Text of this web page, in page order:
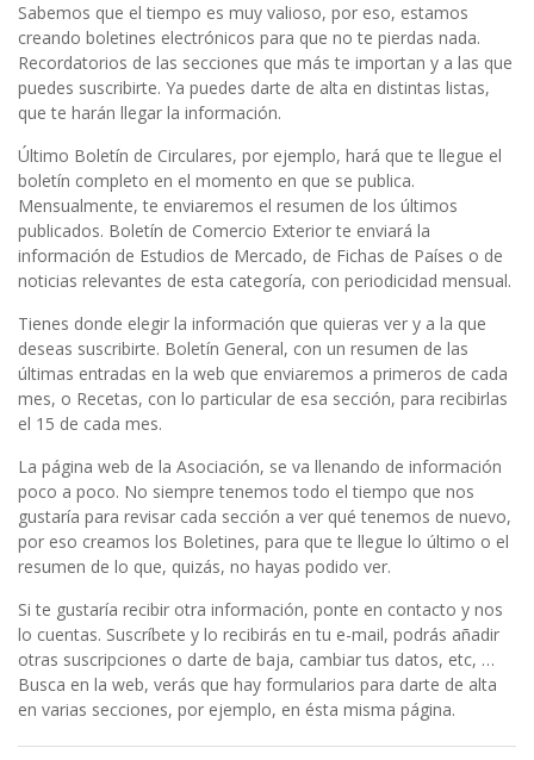
Sabemos que el tiempo es muy valioso, por eso, estamos
creando boletines electrónicos para que no te pierdas nada.
Recordatorios de las secciones que más te importan y a las que
puedes suscribirte. Ya puedes darte de alta en distintas listas,
que te harán llegar la información.
Último Boletín de Circulares, por ejemplo, hará que te llegue el
boletín completo en el momento en que se publica.
Mensualmente, te enviaremos el resumen de los últimos
publicados. Boletín de Comercio Exterior te enviará la
información de Estudios de Mercado, de Fichas de Países o de
noticias relevantes de esta categoría, con periodicidad mensual.
Tienes donde elegir la información que quieras ver y a la que
deseas suscribirte. Boletín General, con un resumen de las
últimas entradas en la web que enviaremos a primeros de cada
mes, o Recetas, con lo particular de esa sección, para recibirlas
el 15 de cada mes.
La página web de la Asociación, se va llenando de información
poco a poco. No siempre tenemos todo el tiempo que nos
gustaría para revisar cada sección a ver qué tenemos de nuevo,
por eso creamos los Boletines, para que te llegue lo último o el
resumen de lo que, quizás, no hayas podido ver.
Si te gustaría recibir otra información, ponte en contacto y nos
lo cuentas. Suscríbete y lo recibirás en tu e-mail, podrás añadir
otras suscripciones o darte de baja, cambiar tus datos, etc, …
Busca en la web, verás que hay formularios para darte de alta
en varias secciones, por ejemplo, en ésta misma página.